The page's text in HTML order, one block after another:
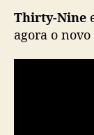
Thirty-Nine
agora o novo